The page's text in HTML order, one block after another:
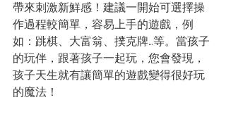
帶來刺激新鮮感！建議一開始可選擇操
作過程較簡單，容易上手的遊戲，例
如：跳棋、大富翁、撲克牌…等。當孩子
的玩伴，跟著孩子一起玩，您會發現，
孩子天生就有讓簡單的遊戲變得很好玩
的魔法！